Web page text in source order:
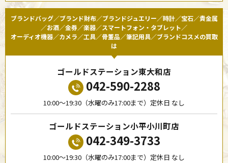
ブランドバッグ／ブランド財布／ブランドジュエリー／時計／宝石／貴金属
／お酒／金券／楽器／スマートフォン・タブレット／
オーディオ機器／カメラ／工具／骨董品／筆記用具／ブランドコスメの買取
は
ゴールドステーション東大和店
042-590-2288
10:00〜19:30（水曜のみ17:00まで）定休日 なし
ゴールドステーション小平小川町店
042-349-3733
10:00〜19:30（水曜のみ17:00まで）定休日 なし